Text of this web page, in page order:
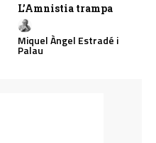
L’Amnistia trampa
Miquel Àngel Estradé i
Palau